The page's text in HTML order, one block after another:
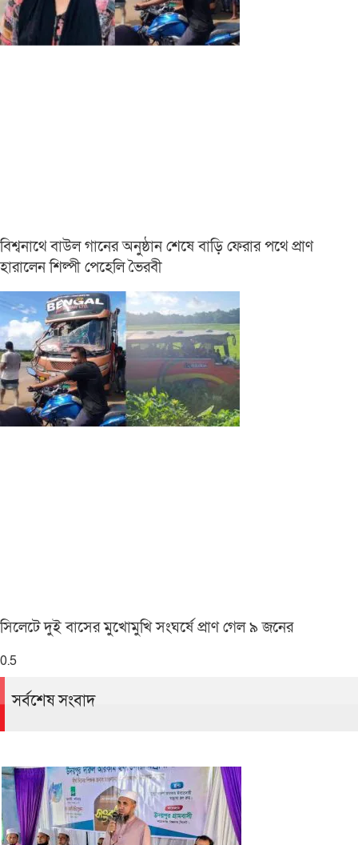
বিশ্বনাথে বাউল গানের অনুষ্ঠান শেষে বাড়ি ফেরার পথে প্রাণ
হারালেন শিল্পী পেহেলি ভৈরবী
সিলেটে দুই বাসের মুখোমুখি সংঘর্ষে প্রাণ গেল ৯ জনের
সর্বশেষ সংবাদ